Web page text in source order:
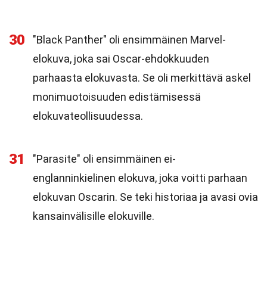
30
"Black Panther" oli ensimmäinen Marvel-
elokuva, joka sai Oscar-ehdokkuuden
parhaasta elokuvasta. Se oli merkittävä askel
monimuotoisuuden edistämisessä
elokuvateollisuudessa.
31
"Parasite" oli ensimmäinen ei-
englanninkielinen elokuva, joka voitti parhaan
elokuvan Oscarin. Se teki historiaa ja avasi ovia
kansainvälisille elokuville.